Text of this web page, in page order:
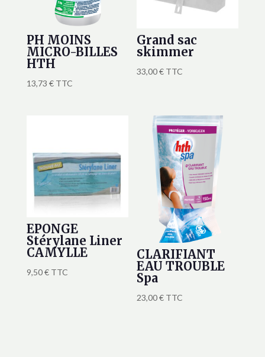
PH MOINS
MICRO-BILLES
HTH
13,73 € TTC
Grand sac
skimmer
33,00€ TTC
EPONGE
Stérylane Liner
CAMYLLE
9,50€ TTC
CLARIFIANT
EAU TROUBLE
Spa
23,00€ TTC